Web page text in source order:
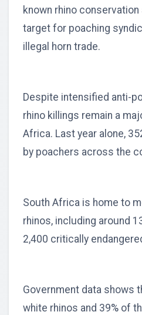
known rhino
target for poaching
illegal horn trade.
Despite intensified anti-
rhino killings remain a
Africa. Last year alone,
by poachers across the
South Africa is home to
rhinos, including around
2,400 critically
Government data shows
white rhinos and 39% of